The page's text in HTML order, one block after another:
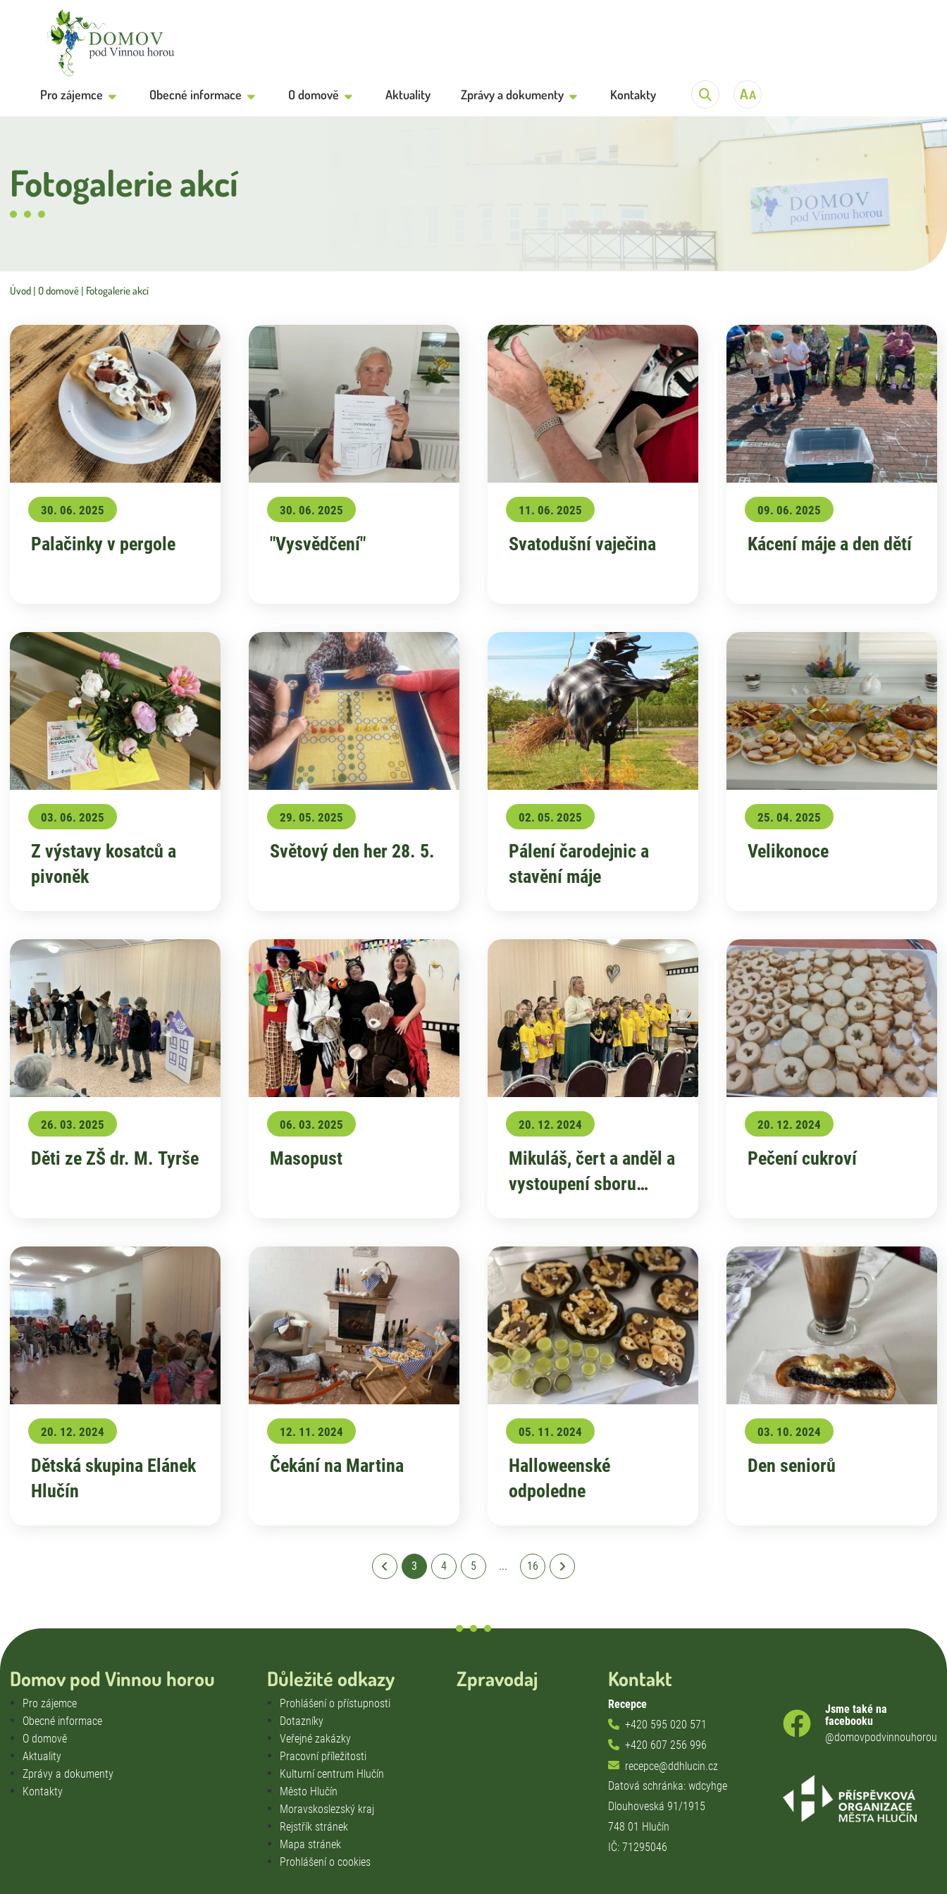
Pro zájemce Obecné informace O domově Aktuality Zprávy a dokumenty Kontakty
Fotogalerie akcí
Úvod O domově Fotogalerie akcí
30. 06. 2025
Palačinky v pergole
30. 06. 2025
"Vysvědčení"
11. 06. 2025
Svatodušní vaječina
09. 06. 2025
Kácení máje a den dětí
03. 06. 2025
Z výstavy kosatců a
pivoněk
29. 05. 2025
Světový den her 28. 5.
02. 05. 2025
Pálení čarodejnic a
stavění máje
25. 04. 2025
Velikonoce
26. 03. 2025
Děti ze ZŠ dr. M. Tyrše
06. 03. 2025
Masopust
20. 12. 2024
Mikuláš, čert a anděl a
vystoupení sboru
20. 12. 2024
Pečení cukroví
20. 12. 2024
Dětská skupina Elánek
Hlučín
12. 11. 2024
Čekání na Martina
05. 11. 2024
Halloweenské
odpoledne
03. 10. 2024
Den seniorů
3 4 5 ... 16
Domov pod Vinnou horou
Pro zájemce
Obecné informace
O domově
Aktuality
Zprávy a dokumenty
Kontakty
Důležité odkazy
Prohlášení o přístupnosti
Dotazníky
Veřejné zakázky
Pracovní příležitosti
Kulturní centrum Hlučín
Město Hlučín
Moravskoslezský kraj
Rejstřík stránek
Mapa stránek
Prohlášení o cookies
Zpravodaj Kontakt
Recepce
+420 595 020 571
+420 607 256 996
recepce@ddhlucin.cz
Datová schránka: wdcyhge
Dlouhoveská 91/1915
748 01 Hlučín
IČ: 71295046
Jsme také na
facebooku
@domovpodvinnouhorou